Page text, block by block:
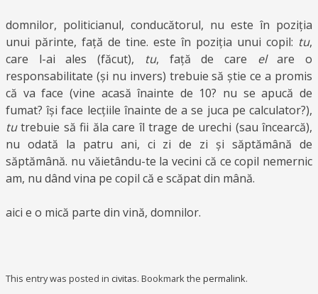
domnilor, politicianul, conducătorul, nu este în poziția
unui părinte, față de tine. este în poziția unui copil: tu,
care l-ai ales (făcut), tu, față de care elare o
responsabilitate (și nu invers) trebuie să știe ce a promis
că va face (vine acasă înainte de 10? nu se apucă de
fumat? își face lecțiile înainte de a se juca pe calculator?),
tutrebuie să fii ăla care îl trage de urechi (sau încearcă),
nu odată la patru ani, ci zi de zi și săptămână de
săptămână. nu văietându-te la vecini că ce copil nemernic
am, nu dând vina pe copil că e scăpat din mână.
aici e o mică parte din vină, domnilor.
This entry was posted in civitas. Bookmark the permalink.